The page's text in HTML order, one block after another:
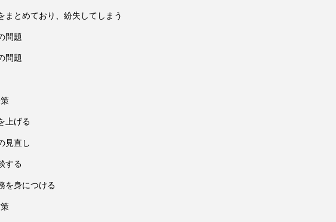
まとめており、紛失してしまう
問題
問題
上げる
見直し
する
を身につける